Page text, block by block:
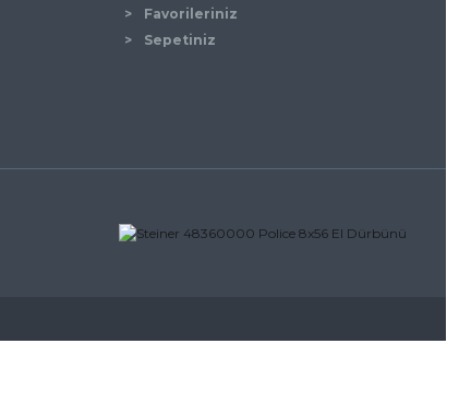
Favorileriniz
Sepetiniz